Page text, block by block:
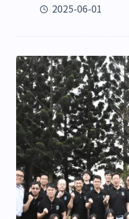
2025-06-01